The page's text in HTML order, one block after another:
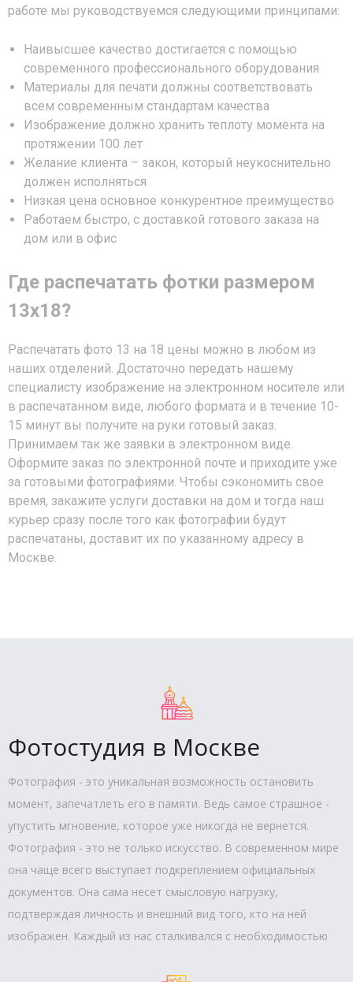
работе мы руководствуемся следующими принципами:
Наивысшее качество достигается с помощью
современного профессионального оборудования
Материалы для печати должны соответствовать
всем современным стандартам качества
Изображение должно хранить теплоту момента на
протяжении 100 лет
Желание клиента – закон, который неукоснительно
должен исполняться
Низкая цена основное конкурентное преимущество
Работаем быстро, с доставкой готового заказа на
дом или в офис
Где распечатать фотки размером
13х18?
Распечатать фото 13 на 18 цены можно в любом из
наших отделений. Достаточно передать нашему
специалисту изображение на электронном носителе или
в распечатанном виде, любого формата и в течение 10-
15 минут вы получите на руки готовый заказ.
Принимаем так же заявки в электронном виде.
Оформите заказ по электронной почте и приходите уже
за готовыми фотографиями. Чтобы сэкономить свое
время, закажите услуги доставки на дом и тогда наш
курьер сразу после того как фотографии будут
распечатаны, доставит их по указанному адресу в
Москве.
Фотостудия в Москве
Фотография - это уникальная возможность остановить
момент, запечатлеть его в памяти. Ведь самое страшное -
упустить мгновение, которое уже никогда не вернется.
Фотография - это не только искусство. В современном мире
она чаще всего выступает подкреплением официальных
документов. Она сама несет смысловую нагрузку,
подтверждая личность и внешний вид того, кто на ней
изображен. Каждый из нас сталкивался с необходимостью